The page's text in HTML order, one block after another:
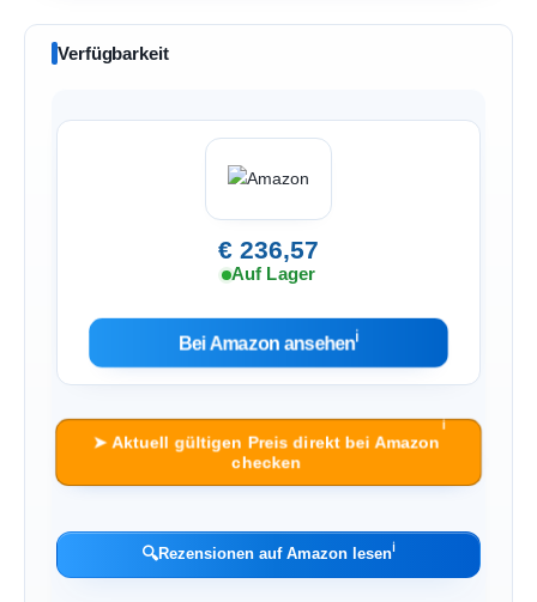
Verfügbarkeit
€ 236,57
Auf Lager
Bei Amazon ansehenℹ︎
➤ Aktuell gültigen Preis direkt bei Amazon
checken
ℹ︎
🔍Rezensionen auf Amazon lesenℹ︎